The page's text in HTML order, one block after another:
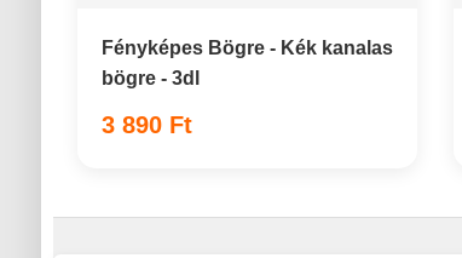
Fényképes Bögre - Kék kanalas
bögre - 3dl
3 890 Ft